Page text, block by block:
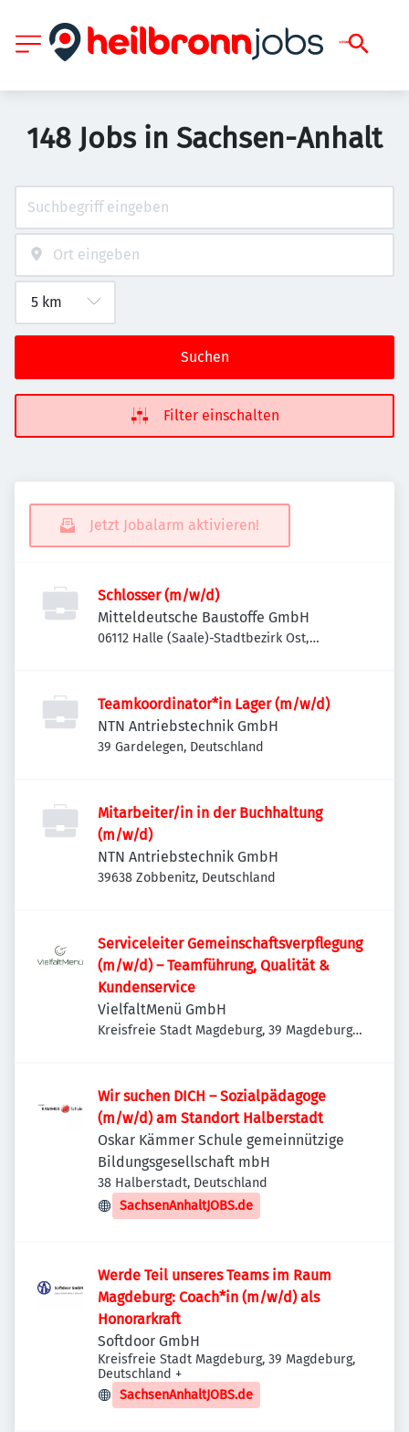
148 Jobs in Sachsen-Anhalt
Suchen
Filter einschalten
Jetzt Jobalarm aktivieren!
Schlosser (m/w/d)
Mitteldeutsche Baustoffe GmbH
06112 Halle (Saale)-Stadtbezirk Ost,
Teamkoordinator*in Lager (m/w/d)
NTN Antriebstechnik GmbH
39 Gardelegen, Deutschland
Mitarbeiter/in in der Buchhaltung
(m/w/d)
NTN Antriebstechnik GmbH
39638 Zobbenitz, Deutschland
Serviceleiter Gemeinschaftsverpflegung
(m/w/d) – Teamführung, Qualität &
Kundenservice
VielfaltMenü GmbH
Kreisfreie Stadt Magdeburg, 39 Magdeburg,
Wir suchen DICH – Sozialpädagoge
(m/w/d) am Standort Halberstadt
Oskar Kämmer Schule gemeinnützige
Bildungsgesellschaft mbH
38 Halberstadt, Deutschland
SachsenAnhaltJOBS.de
Werde Teil unseres Teams im Raum
Magdeburg: Coach*in (m/w/d) als
Honorarkraft
Softdoor GmbH
Kreisfreie Stadt Magdeburg, 39 Magdeburg,
Deutschland +
SachsenAnhaltJOBS.de